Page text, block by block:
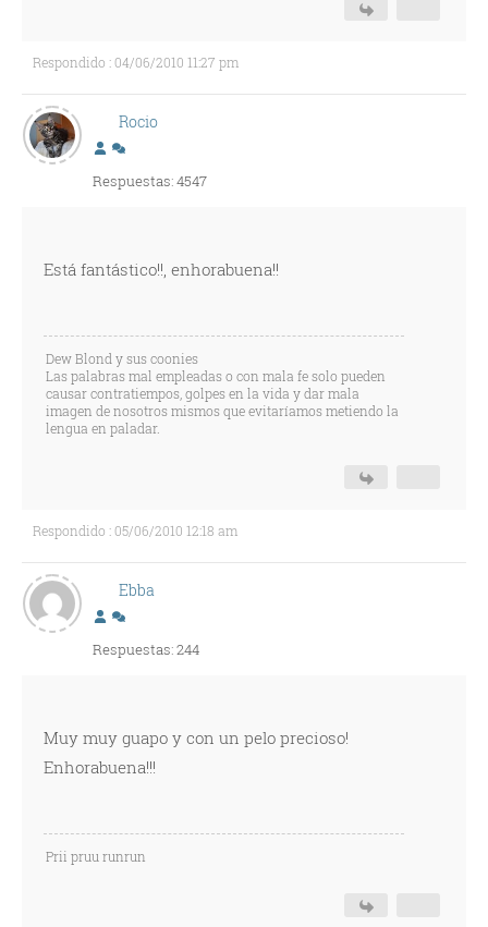
Respondido : 04/06/2010 11:27 pm
Rocio
Respuestas: 4547
Está fantástico!!, enhorabuena!!
Dew Blond y sus coonies
Las palabras mal empleadas o con mala fe solo pueden
causar contratiempos, golpes en la vida y dar mala
imagen de nosotros mismos que evitaríamos metiendo la
lengua en paladar.
Respondido : 05/06/2010 12:18 am
Ebba
Respuestas: 244
Muy muy guapo y con un pelo precioso!
Enhorabuena!!!
Prii pruu runrun